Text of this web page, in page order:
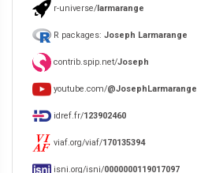
r-universe/larmarange
R packages: Joseph Larmarange
contrib.spip.net/Joseph
youtube.com/@JosephLarmarange
idref.fr/123902460
viaf.org/viaf/170135394
isni.org/isni/0000000119017097